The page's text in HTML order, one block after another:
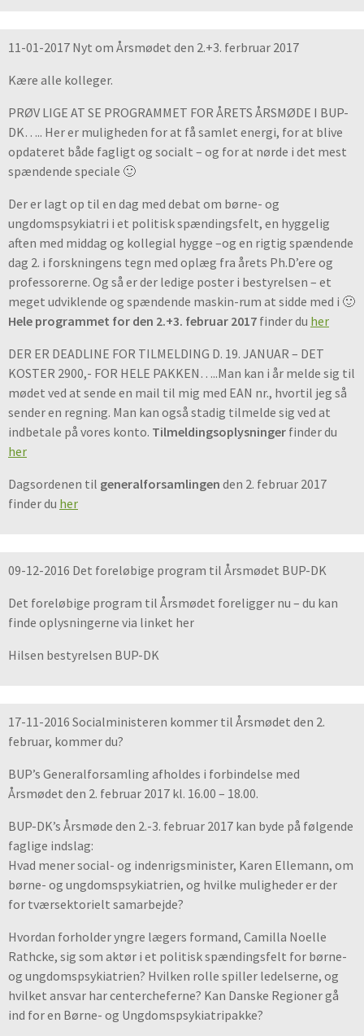
11-01-2017 Nyt om Årsmødet den 2.+3. ferbruar 2017
Kære alle kolleger.
PRØV LIGE AT SE PROGRAMMET FOR ÅRETS ÅRSMØDE I BUP-
DK….. Her er muligheden for at få samlet energi, for at blive
opdateret både fagligt og socialt – og for at nørde i det mest
spændende speciale 🙂
Der er lagt op til en dag med debat om børne- og
ungdomspsykiatri i et politisk spændingsfelt, en hyggelig
aften med middag og kollegial hygge –og en rigtig spændende
dag 2. i forskningens tegn med oplæg fra årets Ph.D’ere og
professorerne. Og så er der ledige poster i bestyrelsen – et
meget udviklende og spændende maskin-rum at sidde med i 🙂
Hele programmet for den 2.+3. februar 2017 finder du her
DER ER DEADLINE FOR TILMELDING D. 19. JANUAR – DET
KOSTER 2900,- FOR HELE PAKKEN…..Man kan i år melde sig til
mødet ved at sende en mail til mig med EAN nr., hvortil jeg så
sender en regning. Man kan også stadig tilmelde sig ved at
indbetale på vores konto. Tilmeldingsoplysninger finder du
her
Dagsordenen til generalforsamlingen den 2. februar 2017
finder du her
09-12-2016 Det foreløbige program til Årsmødet BUP-DK
Det foreløbige program til Årsmødet foreligger nu – du kan
finde oplysningerne via linket her
Hilsen bestyrelsen BUP-DK
17-11-2016 Socialministeren kommer til Årsmødet den 2.
februar, kommer du?
BUP’s Generalforsamling afholdes i forbindelse med
Årsmødet den 2. februar 2017 kl. 16.00 – 18.00.
BUP-DK’s Årsmøde den 2.-3. februar 2017 kan byde på følgende
faglige indslag:
Hvad mener social- og indenrigsminister, Karen Ellemann, om
børne- og ungdomspsykiatrien, og hvilke muligheder er der
for tværsektorielt samarbejde?
Hvordan forholder yngre lægers formand, Camilla Noelle
Rathcke, sig som aktør i et politisk spændingsfelt for børne-
og ungdomspsykiatrien? Hvilken rolle spiller ledelserne, og
hvilket ansvar har centercheferne? Kan Danske Regioner gå
ind for en Børne- og Ungdomspsykiatripakke?